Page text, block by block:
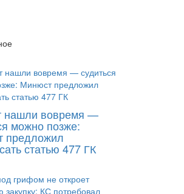
нашли вовремя —
можно позже:
предложил
статью 477 ГК